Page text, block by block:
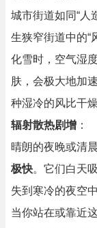
城市街道如同“人
生狭窄街道中的“
化雪时，空气湿
肤，会极大地加
种湿冷的风比干
辐射散热剧增 ：
晴朗的夜晚或清
极快。它们白天
失到寒冷的夜空中
当你站在或靠近